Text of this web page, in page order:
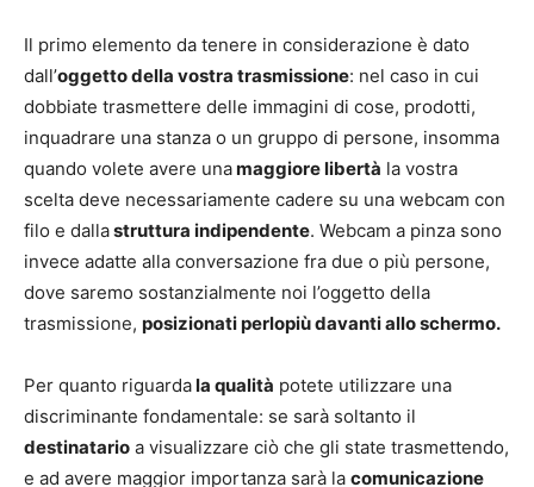
Il primo elemento da tenere in considerazione è dato
dall’oggetto della vostra trasmissione: nel caso in cui
dobbiate trasmettere delle immagini di cose, prodotti,
inquadrare una stanza o un gruppo di persone, insomma
quando volete avere unamaggiore libertà la vostra
scelta deve necessariamente cadere su una webcam con
filo e dallastruttura indipendente. Webcam a pinza sono
invece adatte alla conversazione fra due o più persone,
dove saremo sostanzialmente noi l’oggetto della
trasmissione, posizionati perlopiù davanti allo schermo.
Per quanto riguardala qualità potete utilizzare una
discriminante fondamentale: se sarà soltanto il
destinatario a visualizzare ciò che gli state trasmettendo,
e ad avere maggior importanza sarà la comunicazione